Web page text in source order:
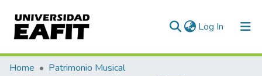
Log In (current)
Communities & Collections
Home
Patrimonio Musical